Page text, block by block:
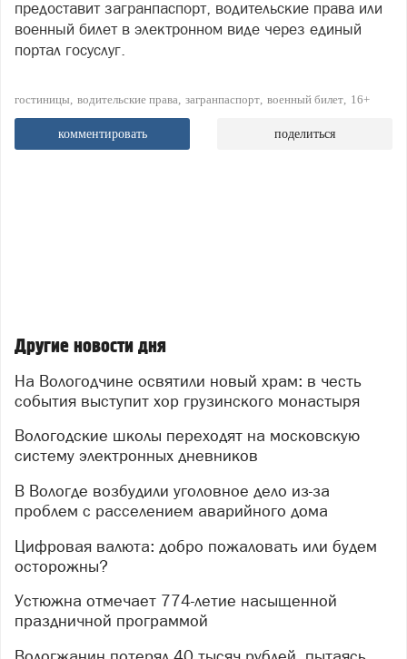
предоставит загранпаспорт, водительские права или
военный билет в электронном виде через единый
портал госуслуг.
гостиницы водительские права загранпаспорт военный билет 16+
комментировать поделиться
Другие новости дня
На Вологодчине освятили новый храм: в честь
события выступит хор грузинского монастыря
Вологодские школы переходят на московскую
систему электронных дневников
В Вологде возбудили уголовное дело из-за
проблем с расселением аварийного дома
Цифровая валюта: добро пожаловать или будем
осторожны?
Устюжна отмечает 774-летие насыщенной
праздничной программой